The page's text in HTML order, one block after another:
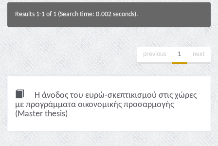
Results 1-1 of 1 (Search time: 0.002 seconds).
previous 1 next
Η άνοδος του ευρώ-σκεπτικισμού στις χώρες
με προγράμματα οικονομικής προσαρμογής
(Master thesis)